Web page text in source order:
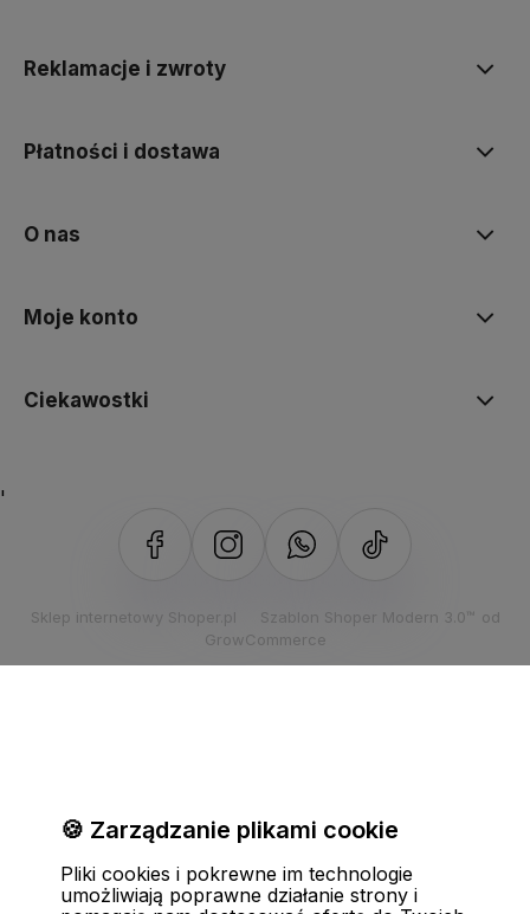
Reklamacje i zwroty
Płatności i dostawa
O nas
Moje konto
Ciekawostki
'
Sklep internetowy Shoper.pl Szablon Shoper Modern 3.0™ od
GrowCommerce
🍪 Zarządzanie plikami cookie
Pliki cookies i pokrewne im technologie
umożliwiają poprawne działanie strony i